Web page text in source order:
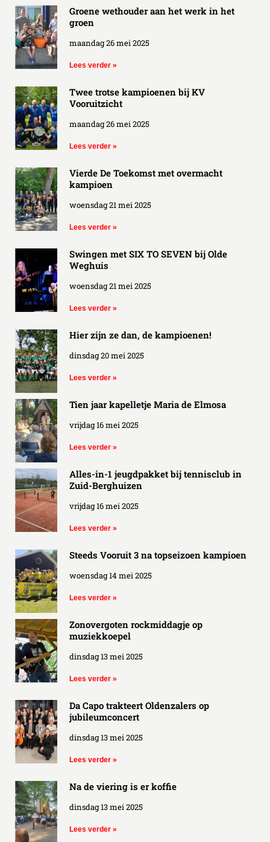
Groene wethouder aan het werk in het
groen
maandag 26 mei 2025
Lees verder »
Twee trotse kampioenen bij KV
Vooruitzicht
maandag 26 mei 2025
Lees verder »
Vierde De Toekomst met overmacht
kampioen
woensdag 21 mei 2025
Lees verder »
Swingen met SIX TO SEVEN bij Olde
Weghuis
woensdag 21 mei 2025
Lees verder »
Hier zijn ze dan, de kampioenen!
dinsdag 20 mei 2025
Lees verder »
Tien jaar kapelletje Maria de Elmosa
vrijdag 16 mei 2025
Lees verder »
Alles-in-1 jeugdpakket bij tennisclub in
Zuid-Berghuizen
vrijdag 16 mei 2025
Lees verder »
Steeds Vooruit 3 na topseizoen kampioen
woensdag 14 mei 2025
Lees verder »
Zonovergoten rockmiddagje op
muziekkoepel
dinsdag 13 mei 2025
Lees verder »
Da Capo trakteert Oldenzalers op
jubileumconcert
dinsdag 13 mei 2025
Lees verder »
Na de viering is er koffie
dinsdag 13 mei 2025
Lees verder »